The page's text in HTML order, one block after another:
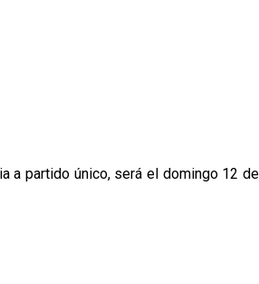
a partido único, será el domingo 12 de